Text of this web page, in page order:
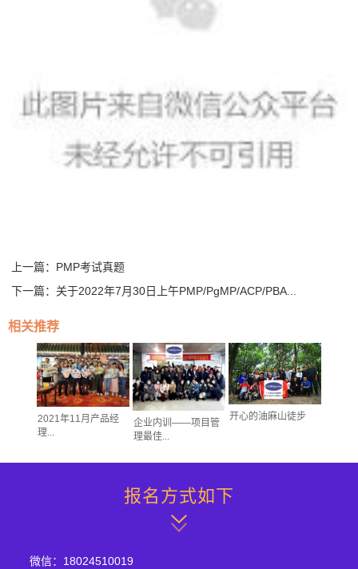
上一篇： PMP考试真题
下一篇： 关于2022年7月30日上午PMP/PgMP/ACP/PBA...
相关推荐
2021年11月产品经
理...
企业内训——项目管
理最佳...
开心的油麻山徒步
报名方式如下
微信：18024510019